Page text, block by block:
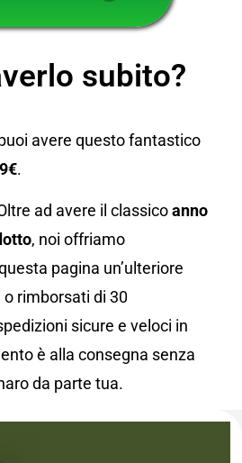
subito?
avere questo fantastico
.
ad avere il classicoanno
, noi offriamo
pagina un’ulteriore
rimborsati di 30
sicure e veloci in
è alla consegna senza
da parte tua.